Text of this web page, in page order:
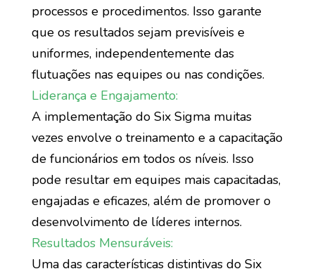
processos e procedimentos. Isso garante
que os resultados sejam previsíveis e
uniformes, independentemente das
flutuações nas equipes ou nas condições.
Liderança e Engajamento:
A implementação do Six Sigma muitas
vezes envolve o treinamento e a capacitação
de funcionários em todos os níveis. Isso
pode resultar em equipes mais capacitadas,
engajadas e eficazes, além de promover o
desenvolvimento de líderes internos.
Resultados Mensuráveis:
Uma das características distintivas do Six